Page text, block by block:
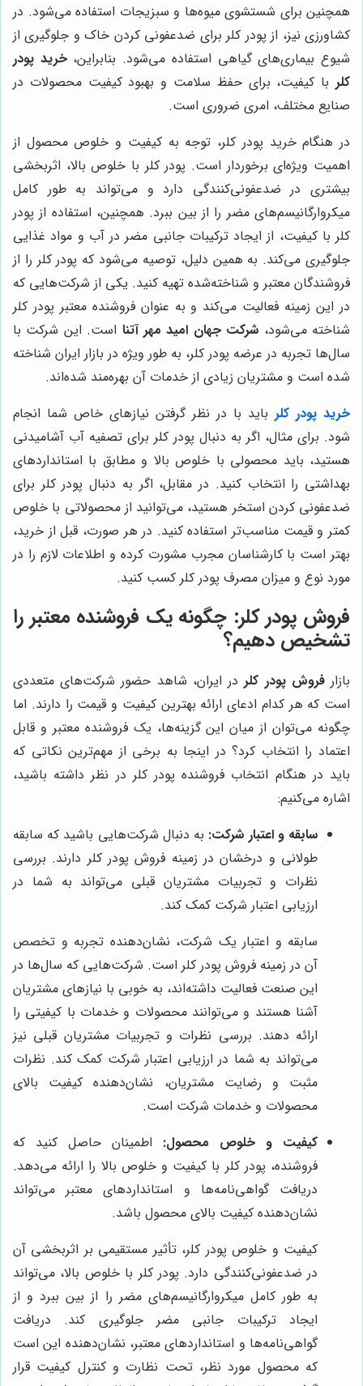
همچنین برای شستشوی میوه‌ها و سبزیجات استفاده می‌شود. در
کشاورزی نیز، از پودر کلر برای ضدعفونی کردن خاک و جلوگیری از
شیوع بیماری‌های گیاهی استفاده می‌شود. بنابراین،خرید پودر
کلر با کیفیت، برای حفظ سلامت و بهبود کیفیت محصولات در
صنایع مختلف، امری ضروری است.
در هنگام خرید پودر کلر، توجه به کیفیت و خلوص محصول از
اهمیت ویژه‌ای برخوردار است. پودر کلر با خلوص بالا، اثربخشی
بیشتری در ضدعفونی‌کنندگی دارد و می‌تواند به طور کامل
میکروارگانیسم‌های مضر را از بین ببرد. همچنین، استفاده از پودر
کلر با کیفیت، از ایجاد ترکیبات جانبی مضر در آب و مواد غذایی
جلوگیری می‌کند. به همین دلیل، توصیه می‌شود که پودر کلر را از
فروشندگان معتبر و شناخته‌شده تهیه کنید. یکی از شرکت‌هایی که
در این زمینه فعالیت می‌کند و به عنوان فروشنده معتبر پودر کلر
شناخته می‌شود، شرکت جهان امید مهر آتنا است. این شرکت با
سال‌ها تجربه در عرضه پودر کلر، به طور ویژه در بازار ایران شناخته
شده است و مشتریان زیادی از خدمات آن بهره‌مند شده‌اند.
خرید پودر کلر باید با در نظر گرفتن نیازهای خاص شما انجام
شود. برای مثال، اگر به دنبال پودر کلر برای تصفیه آب آشامیدنی
هستید، باید محصولی با خلوص بالا و مطابق با استانداردهای
بهداشتی را انتخاب کنید. در مقابل، اگر به دنبال پودر کلر برای
ضدعفونی کردن استخر هستید، می‌توانید از محصولاتی با خلوص
کمتر و قیمت مناسب‌تر استفاده کنید. در هر صورت، قبل از خرید،
بهتر است با کارشناسان مجرب مشورت کرده و اطلاعات لازم را در
مورد نوع و میزان مصرف پودر کلر کسب کنید.
فروش پودر کلر: چگونه یک فروشنده معتبر را
تشخیص دهیم؟
بازارفروش پودر کلر در ایران، شاهد حضور شرکت‌های متعددی
است که هر کدام ادعای ارائه بهترین کیفیت و قیمت را دارند. اما
چگونه می‌توان از میان این گزینه‌ها، یک فروشنده معتبر و قابل
اعتماد را انتخاب کرد؟ در اینجا به برخی از مهم‌ترین نکاتی که
باید در هنگام انتخاب فروشنده پودر کلر در نظر داشته باشید،
اشاره می‌کنیم:
سابقه و اعتبار شرکت: به دنبال شرکت‌هایی باشید که سابقه
طولانی و درخشان در زمینه فروش پودر کلر دارند. بررسی
نظرات و تجربیات مشتریان قبلی می‌تواند به شما در
ارزیابی اعتبار شرکت کمک کند.
سابقه و اعتبار یک شرکت، نشان‌دهنده تجربه و تخصص
آن در زمینه فروش پودر کلر است. شرکت‌هایی که سال‌ها در
این صنعت فعالیت داشته‌اند، به خوبی با نیازهای مشتریان
آشنا هستند و می‌توانند محصولات و خدمات با کیفیتی را
ارائه دهند. بررسی نظرات و تجربیات مشتریان قبلی نیز
می‌تواند به شما در ارزیابی اعتبار شرکت کمک کند. نظرات
مثبت و رضایت مشتریان، نشان‌دهنده کیفیت بالای
محصولات و خدمات شرکت است.
کیفیت و خلوص محصول: اطمینان حاصل کنید که
فروشنده، پودر کلر با کیفیت و خلوص بالا را ارائه می‌دهد.
دریافت گواهی‌نامه‌ها و استانداردهای معتبر می‌تواند
نشان‌دهنده کیفیت بالای محصول باشد.
کیفیت و خلوص پودر کلر، تأثیر مستقیمی بر اثربخشی آن
در ضدعفونی‌کنندگی دارد. پودر کلر با خلوص بالا، می‌تواند
به طور کامل میکروارگانیسم‌های مضر را از بین ببرد و از
ایجاد ترکیبات جانبی مضر جلوگیری کند. دریافت
گواهی‌نامه‌ها و استانداردهای معتبر، نشان‌دهنده این است
که محصول مورد نظر، تحت نظارت و کنترل کیفیت قرار